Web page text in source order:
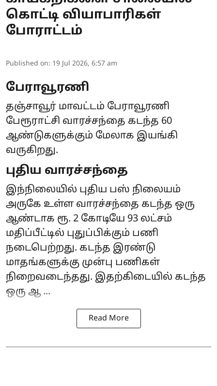
கொட்டி வியாபாரிகள்
போராட்டம்
Published on: 19 Jul 2026, 6:57 am
பேராவூரணி
தஞ்சாவூர் மாவட்டம் பேராவூரணி
பேரூராட்சி வாரச்சந்தை கடந்த 60
ஆண்டுகளுக்கும் மேலாக இயங்கி
வருகிறது.
புதிய வாரச்சந்தை
இந்நிலையில் புதிய பஸ் நிலையம்
அருகே உள்ள வாரச்சந்தை கடந்த ஒரு
ஆண்டாக ரூ. 2 கோடியே 93 லட்சம்
மதிப்பீட்டில் புதுப்பிக்கும் பணி
நடைபெற்றது. கடந்த இரண்டு
மாதங்களுக்கு முன்பு பணிகள்
நிறைவடைந்தது. இதற்கிடையில் கடந்த
ஒரு ஆ ...
Read More